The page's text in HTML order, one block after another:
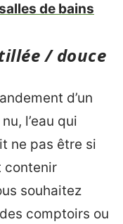
de bains
/ douce
d’un
l’eau qui
ne pas être si
contenir
souhaitez
comptoirs ou